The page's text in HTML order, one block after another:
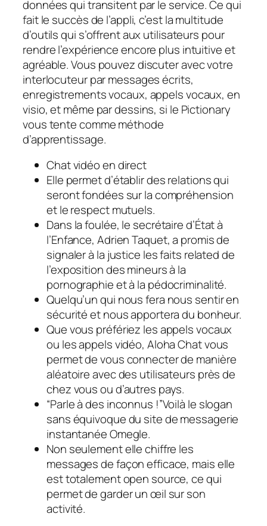
données qui transitent par le service. Ce qui
fait le succès de l’appli, c’est la multitude
d’outils qui s’offrent aux utilisateurs pour
rendre l’expérience encore plus intuitive et
agréable. Vous pouvez discuter avec votre
interlocuteur par messages écrits,
enregistrements vocaux, appels vocaux, en
visio, et même par dessins, si le Pictionary
vous tente comme méthode
d’apprentissage.
Chat vidéo en direct
Elle permet d’établir des relations qui
seront fondées sur la compréhension
et le respect mutuels.
Dans la foulée, le secrétaire d’État à
l’Enfance, Adrien Taquet, a promis de
signaler à la justice les faits related de
l’exposition des mineurs à la
pornographie et à la pédocriminalité.
Quelqu’un qui nous fera nous sentir en
sécurité et nous apportera du bonheur.
Que vous préfériez les appels vocaux
ou les appels vidéo, Aloha Chat vous
permet de vous connecter de manière
aléatoire avec des utilisateurs près de
chez vous ou d’autres pays.
“Parle à des inconnus !”Voilà le slogan
sans équivoque du site de messagerie
instantanée Omegle.
Non seulement elle chiffre les
messages de façon efficace, mais elle
est totalement open source, ce qui
permet de garder un œil sur son
activité.